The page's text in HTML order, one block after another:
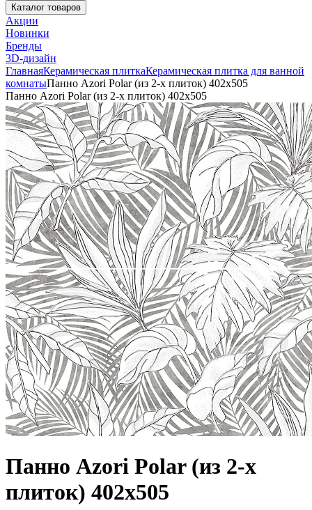
Каталог товаров
Акции
Новинки
Бренды
3D-дизайн
ГлавнаяКерамическая плиткаКерамическая плитка для ванной
комнатыПанно Azori Polar (из 2-х плиток) 402x505
Панно Azori Polar (из 2-х плиток) 402x505
Панно Azori Polar (из 2-х
плиток) 402x505